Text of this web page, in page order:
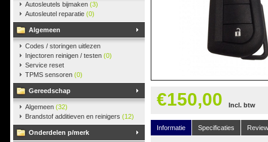
Autosleutels bijmaken (3)
Autosleutel reparatie (0)
Algemeen
Codes / storingen uitlezen
Injectoren reinigen / testen (0)
Service reset
TPMS sensoren (0)
Gereedschap
Algemeen (32)
Brandstof additieven en reinigers (12)
Onderdelen p/merk
€150,00 Incl. btw
Informatie Specificaties